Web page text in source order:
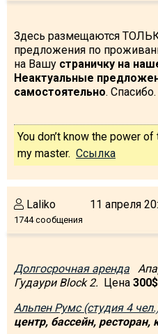
Здесь размещаются
предложения по
на Вашу страничку на
Неактуальные
самостоятельно. Спасибо.
You don’t know the power
my master. Ссылка
Laliko
1744 сообщения
11 апреля
Долгосрочная аренда
Гудаури Block 2.
Цена
Альпен Румс (студия 4
центр, бассейн, ресторан,
Дети в Гудаури
Развлечения
Календарь
ПРОЖИВАНИЕ
Отели
Долгосрочная